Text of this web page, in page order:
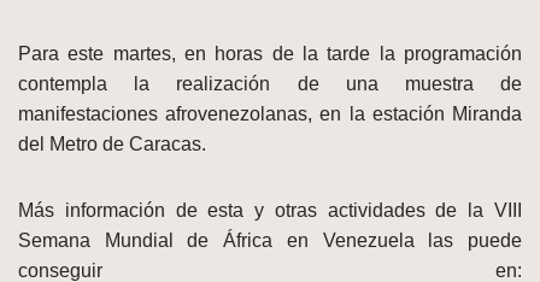
Para este martes, en horas de la tarde la programación
contempla la realización de una muestra de
manifestaciones afrovenezolanas, en la estación Miranda
del Metro de Caracas.
Más información de esta y otras actividades de la VIII
Semana Mundial de África en Venezuela las puede
conseguir en: